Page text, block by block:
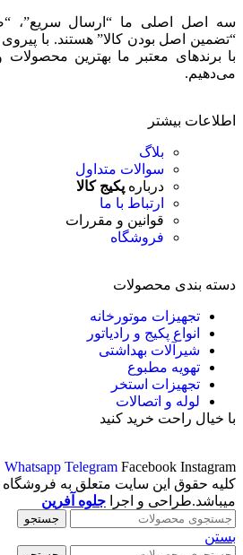
سه اصل اصلی ما “ارسال سریع”،
“تضمین اصل بودن کالا” هستند. با
با برندهای معتبر ما بهترین
می‌دهیم.
اطلاعات بیشتر
بلاگ
سوالات متداول
درباره پکیج کالا
ارتباط با ما
قوانین و مقررات
فروشگاه
دسته بندی محصولات
تجهیزات موتورخانه
انواع پکیج و رادیاتور
شیرآلات بهداشتی
تهویه مطبوع
تجهیزات استخر
لوله و اتصالات
با خیال راحت خرید کنید
Whatsapp Telegram Facebook Instagram
کلیه حقوق این سایت متعلق به فروشگاه
میباشد.طراحی و اجرا جلوه آفرین
جستجو
بستن